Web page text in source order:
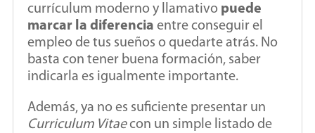
currículum moderno y llamativo puede
marcar la diferencia entre conseguir el
empleo de tus sueños o quedarte atrás. No
basta con tener buena formación, saber
indicarla es igualmente importante.
Además, ya no es suficiente presentar un
Curriculum Vitaecon un simple listado de